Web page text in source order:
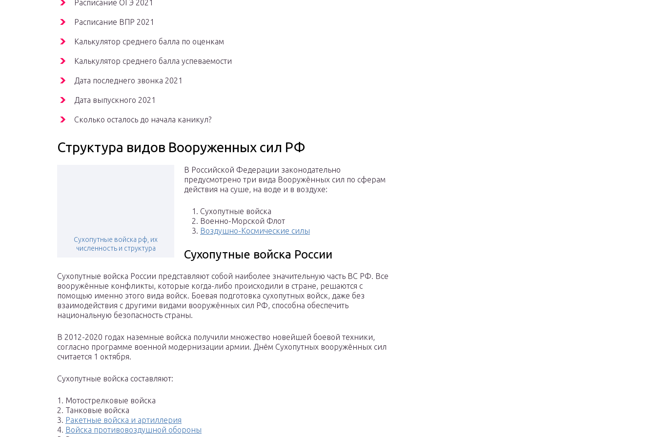
Расписание ОГЭ 2021
Расписание ВПР 2021
Калькулятор среднего балла по оценкам
Калькулятор среднего балла успеваемости
Дата последнего звонка 2021
Дата выпускного 2021
Сколько осталось до начала каникул?
Структура видов Вооруженных сил РФ
Сухопутные войска рф, их
численность и структура
В Российской Федерации законодательно
предусмотрено три вида Вооружённых сил по сферам
действия на суше, на воде и в воздухе:
1. Сухопутные войска
2. Военно-Морской Флот
3. Воздушно-Космические силы
Сухопутные войска России
Сухопутные войска России представляют собой наиболее значительную часть ВС РФ. Все
вооружённые конфликты, которые когда-либо происходили в стране, решаются с
помощью именно этого вида войск. Боевая подготовка сухопутных войск, даже без
взаимодействия с другими видами вооружённых сил РФ, способна обеспечить
национальную безопасность страны.
В 2012-2020 годах наземные войска получили множество новейшей боевой техники,
согласно программе военной модернизации армии. Днём Сухопутных вооружённых сил
считается 1 октября.
Сухопутные войска составляют:
1. Мотострелковые войска
2. Танковые войска
3. Ракетные войска и артиллерия
4. Войска противовоздушной обороны